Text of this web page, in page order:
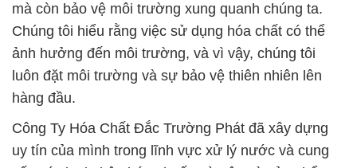
mà còn bảo vệ môi trường xung quanh chúng ta.
Chúng tôi hiểu rằng việc sử dụng hóa chất có thể
ảnh hưởng đến môi trường, và vì vậy, chúng tôi
luôn đặt môi trường và sự bảo vệ thiên nhiên lên
hàng đầu.
Công Ty Hóa Chất Đắc Trường Phát đã xây dựng
uy tín của mình trong lĩnh vực xử lý nước và cung